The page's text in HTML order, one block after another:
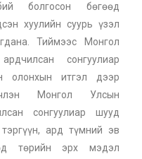
болгосон бөгөөд
хуулийн суурь үзэл
Тиймээс Монгол
сонгуулиар
олонхын итгэл дээр
Монгол Улсын
сонгуулиар шууд
ард түмний эв
төрийн эрх мэдэл